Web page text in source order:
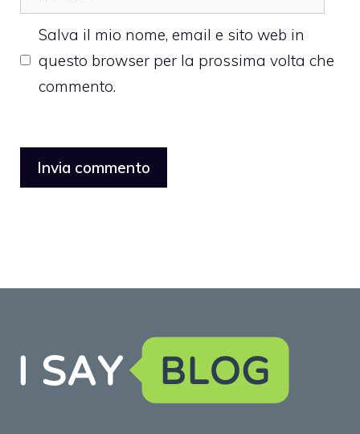
web
Salva il mio nome, email e sito web in
questo browser per la prossima volta che
commento.